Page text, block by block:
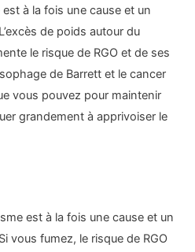
est à la fois une cause et un
de poids autour du
le risque de RGO et de ses
de Barrett et le cancer
vous pouvez pour maintenir
grandement à apprivoiser le
est à la fois une cause et un
vous fumez, le risque de RGO